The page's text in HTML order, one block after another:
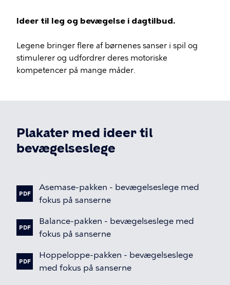
Ideer til leg og bevægelse i dagtilbud.
Legene bringer flere af børnenes sanser i spil og
stimulerer og udfordrer deres motoriske
kompetencer på mange måder.
Plakater med ideer til
bevægelseslege
Fil
PDF
Asemase-pakken - bevægelseslege med
fokus på sanserne
Fil
PDF
Balance-pakken - bevægelseslege med
fokus på sanserne
Fil
PDF
Hoppeloppe-pakken - bevægelseslege
med fokus på sanserne